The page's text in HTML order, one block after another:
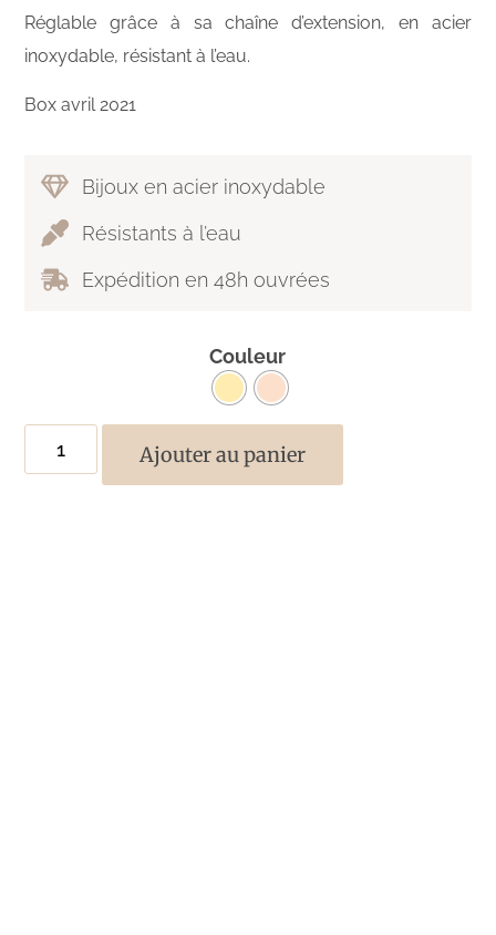
Réglable grâce à sa chaîne d’extension, en acier
inoxydable, résistant à l’eau.
Box avril 2021
Bijoux en acier inoxydable
Résistants à l’eau
Expédition en 48h ouvrées
Couleur
Ajouter au panier